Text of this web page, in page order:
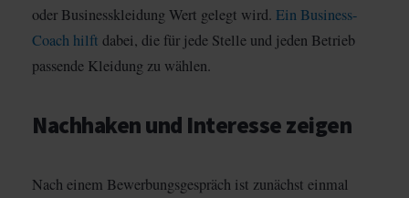
oder Businesskleidung Wert gelegt wird. Ein Business-
Coach hilft dabei, die für jede Stelle und jeden Betrieb
passende Kleidung zu wählen.
Nachhaken und Interesse zeigen
Nach einem Bewerbungsgespräch ist zunächst einmal